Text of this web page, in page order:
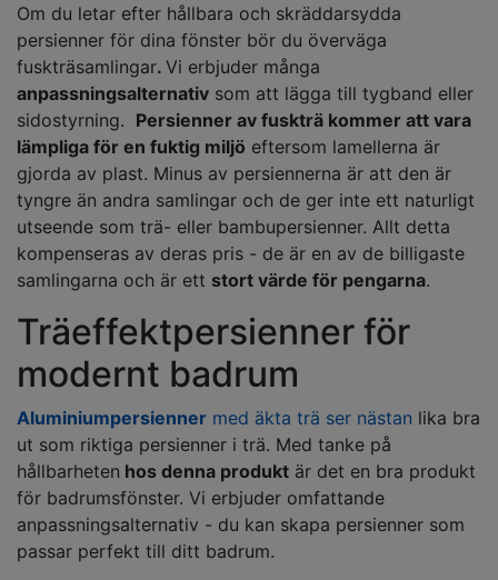
Om du letar efter hållbara och skräddarsydda
persienner för dina fönster bör du överväga
fuskträsamlingar. Vi erbjuder många
anpassningsalternativ som att lägga till tygband eller
sidostyrning. Persienner av fuskträ kommer att vara
lämpliga för en fuktig miljö eftersom lamellerna är
gjorda av plast. Minus av persiennerna är att den är
tyngre än andra samlingar och de ger inte ett naturligt
utseende som trä- eller bambupersienner. Allt detta
kompenseras av deras pris - de är en av de billigaste
samlingarna och är ett stort värde för pengarna.
Träeffektpersienner för
modernt badrum
Aluminiumpersienner med äkta trä ser nästan lika bra
ut som riktiga persienner i trä. Med tanke på
hållbarheten hos denna produkt är det en bra produkt
för badrumsfönster. Vi erbjuder omfattande
anpassningsalternativ - du kan skapa persienner som
passar perfekt till ditt badrum.